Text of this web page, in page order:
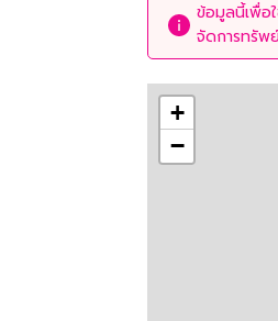
ข้อมูลนี้เพื่อ
จัดการทรัพ
+
−